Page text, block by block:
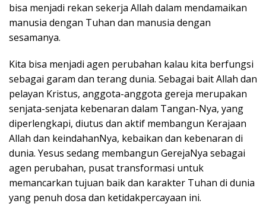
bisa menjadi rekan sekerja Allah dalam mendamaikan
manusia dengan Tuhan dan manusia dengan
sesamanya.
Kita bisa menjadi agen perubahan kalau kita berfungsi
sebagai garam dan terang dunia. Sebagai bait Allah dan
pelayan Kristus, anggota-anggota gereja merupakan
senjata-senjata kebenaran dalam Tangan-Nya, yang
diperlengkapi, diutus dan aktif membangun Kerajaan
Allah dan keindahanNya, kebaikan dan kebenaran di
dunia. Yesus sedang membangun GerejaNya sebagai
agen perubahan, pusat transformasi untuk
memancarkan tujuan baik dan karakter Tuhan di dunia
yang penuh dosa dan ketidakpercayaan ini.